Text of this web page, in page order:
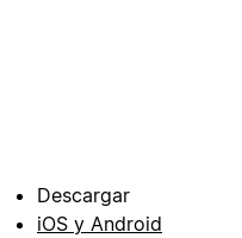
Descargar
iOS y Android